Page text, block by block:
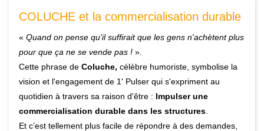
COLUCHE et la commercialisation durable
« Quand on pense qu'il suffirait que les gens n'achètent plus
pour que ça ne se vende pas ! ».
Cette phrase de Coluche, célèbre humoriste, symbolise la
vision et l'engagement de 1' Pulser qui s'expriment au
quotidien à travers sa raison d'être : Impulser une
commercialisation durable dans les structures
Et c’est tellement plus facile de répondre à des demandes,